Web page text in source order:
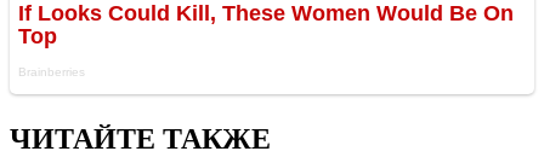
ЧИТАЙТЕ ТАКЖЕ